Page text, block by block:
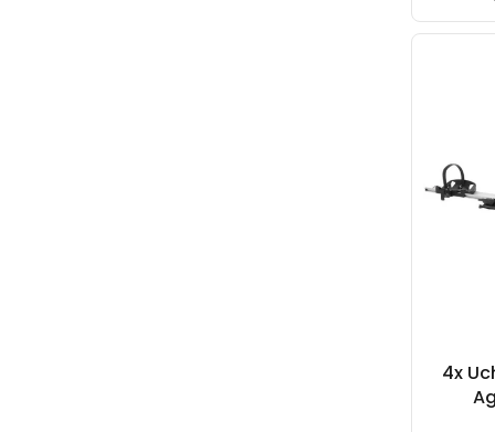
4x